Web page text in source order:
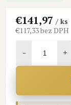
€141,97/ ks
€117,33 bez DPH